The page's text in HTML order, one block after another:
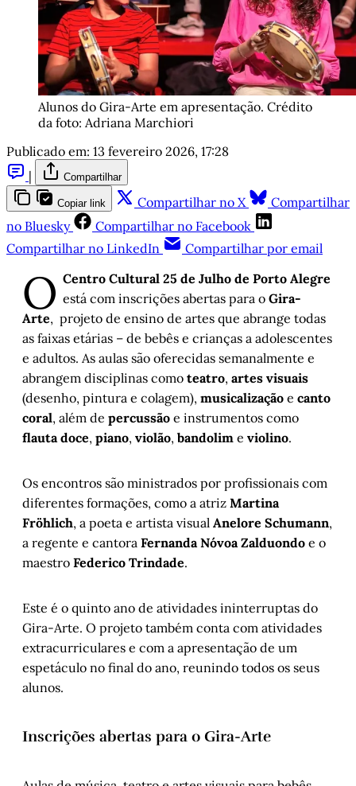
Alunos do Gira-Arte em apresentação. Crédito
da foto: Adriana Marchiori
Publicado em: 13 fevereiro 2026, 17:28
|
Compartilhar
Copiar link Compartilhar no X
Compartilhar
no Bluesky
Compartilhar no Facebook
Compartilhar no LinkedIn
Compartilhar por email
O Centro Cultural 25 de Julho de Porto Alegre
está com inscrições abertas para o Gira-
Arte, projeto de ensino de artes que abrange todas
as faixas etárias – de bebês e crianças a adolescentes
e adultos. As aulas são oferecidas semanalmente e
abrangem disciplinas como teatro, artes visuais
(desenho, pintura e colagem), musicalização e canto
coral, além de percussão e instrumentos como
flauta doce, piano, violão, bandolim e violino.
Os encontros são ministrados por profissionais com
diferentes formações, como a atriz Martina
Fröhlich, a poeta e artista visual Anelore Schumann,
a regente e cantora Fernanda Nóvoa Zalduondo e o
maestro Federico Trindade.
Este é o quinto ano de atividades ininterruptas do
Gira-Arte. O projeto também conta com atividades
extracurriculares e com a apresentação de um
espetáculo no final do ano, reunindo todos os seus
alunos.
Inscrições abertas para o Gira-Arte